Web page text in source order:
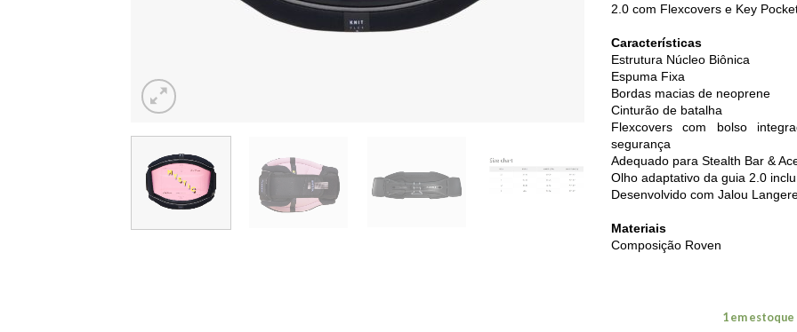
2.0 com Flexcovers e Key
Características
Estrutura Núcleo Biônica
Espuma Fixa
Bordas macias de neoprene
Cinturão de batalha
Flexcovers com bolso
segurança
Adequado para Stealth Bar &
Olho adaptativo da guia 2.0
Desenvolvido com Jalou
Materiais
Composição Roven
1 em estoque